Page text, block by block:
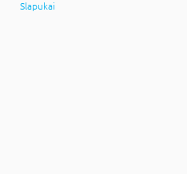
Slapukai